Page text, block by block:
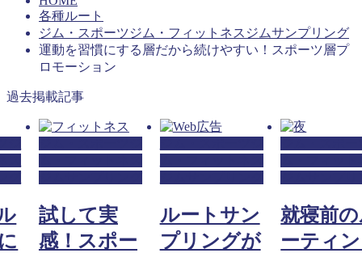
各種ルート
ジム・スポーツジム・フィットネスジムサンプリング
運動を習慣にする層だから続けやすい！スポーツ層プ
ロモーション
過去掲載記事
試して実
感！スポー
ルートサン
プリングが
就寝前
ーティ